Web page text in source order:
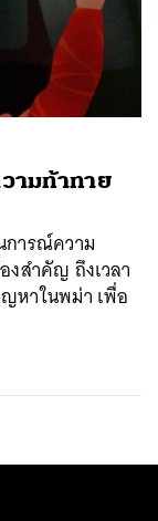
ามท้าทาย
ารณ์ความ
งสำคัญ ถึงเวลา
หาในพม่า เพื่อ